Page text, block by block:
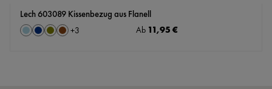
Lech 603089 Kissenbezug aus Flanell
Farbeauswählen
Hellblau
(Diese Option ist zurzeit nicht verfügbar.)
Marine
OlivRostbraun
+3 Regulärer Preis:
Ab 11,95 €